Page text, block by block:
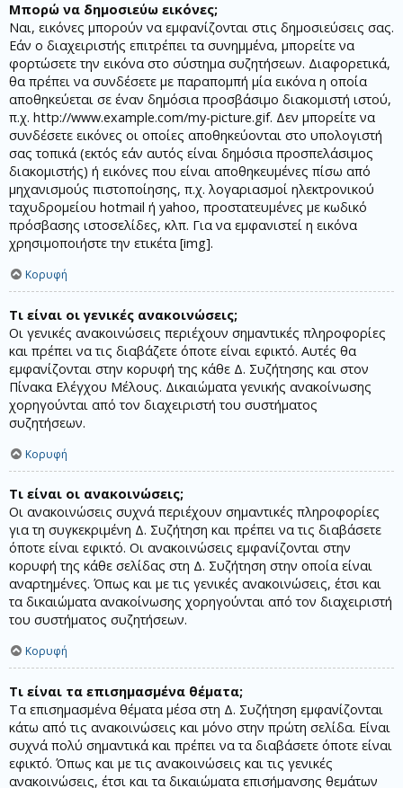
Μπορώ να δημοσιεύω εικόνες;
Ναι, εικόνες μπορούν να εμφανίζονται στις δημοσιεύσεις σας.
Εάν ο διαχειριστής επιτρέπει τα συνημμένα, μπορείτε να
φορτώσετε την εικόνα στο σύστημα συζητήσεων. Διαφορετικά,
θα πρέπει να συνδέσετε με παραπομπή μία εικόνα η οποία
αποθηκεύεται σε έναν δημόσια προσβάσιμο διακομιστή ιστού,
π.χ. http://www.example.com/my-picture.gif. Δεν μπορείτε να
συνδέσετε εικόνες οι οποίες αποθηκεύονται στο υπολογιστή
σας τοπικά (εκτός εάν αυτός είναι δημόσια προσπελάσιμος
διακομιστής) ή εικόνες που είναι αποθηκευμένες πίσω από
μηχανισμούς πιστοποίησης, π.χ. λογαριασμοί ηλεκτρονικού
ταχυδρομείου hotmail ή yahoo, προστατευμένες με κωδικό
πρόσβασης ιστοσελίδες, κλπ. Για να εμφανιστεί η εικόνα
χρησιμοποιήστε την ετικέτα [img].
Κορυφή
Τι είναι οι γενικές ανακοινώσεις;
Οι γενικές ανακοινώσεις περιέχουν σημαντικές πληροφορίες
και πρέπει να τις διαβάζετε όποτε είναι εφικτό. Αυτές θα
εμφανίζονται στην κορυφή της κάθε Δ. Συζήτησης και στον
Πίνακα Ελέγχου Μέλους. Δικαιώματα γενικής ανακοίνωσης
χορηγούνται από τον διαχειριστή του συστήματος
συζητήσεων.
Κορυφή
Τι είναι οι ανακοινώσεις;
Οι ανακοινώσεις συχνά περιέχουν σημαντικές πληροφορίες
για τη συγκεκριμένη Δ. Συζήτηση και πρέπει να τις διαβάσετε
όποτε είναι εφικτό. Οι ανακοινώσεις εμφανίζονται στην
κορυφή της κάθε σελίδας στη Δ. Συζήτηση στην οποία είναι
αναρτημένες. Όπως και με τις γενικές ανακοινώσεις, έτσι και
τα δικαιώματα ανακοίνωσης χορηγούνται από τον διαχειριστή
του συστήματος συζητήσεων.
Κορυφή
Τι είναι τα επισημασμένα θέματα;
Τα επισημασμένα θέματα μέσα στη Δ. Συζήτηση εμφανίζονται
κάτω από τις ανακοινώσεις και μόνο στην πρώτη σελίδα. Είναι
συχνά πολύ σημαντικά και πρέπει να τα διαβάσετε όποτε είναι
εφικτό. Όπως και με τις ανακοινώσεις και τις γενικές
ανακοινώσεις, έτσι και τα δικαιώματα επισήμανσης θεμάτων